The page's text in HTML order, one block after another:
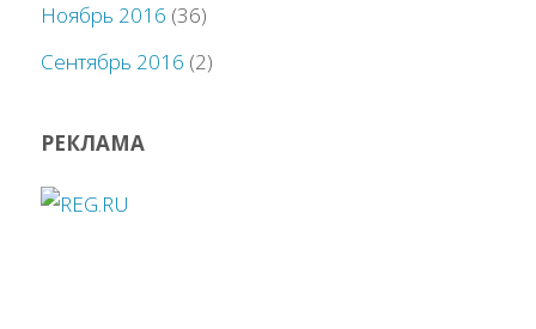
Ноябрь 2016 (36)
Сентябрь 2016 (2)
РЕКЛАМА